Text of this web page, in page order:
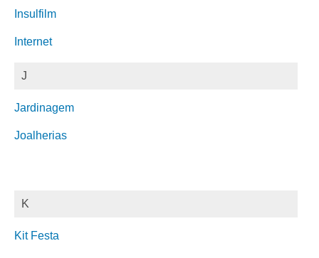
Insulfilm
Internet
J
Jardinagem
Joalherias
K
Kit Festa